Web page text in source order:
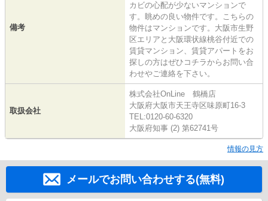
備考
カビの心配が少ないマンションで
す。眺めの良い物件です。こちらの
物件はマンションです。大阪市生野
区エリアと大阪環状線桃谷付近での
賃貸マンション、賃貸アパートをお
探しの方はぜひコチラからお問い合
わせやご連絡を下さい。
取扱会社
株式会社OnLine 鶴橋店
大阪府大阪市天王寺区味原町16-3
TEL:0120-60-6320
大阪府知事 (2) 第62741号
情報の見方
メールでお問い合わせする(無料)